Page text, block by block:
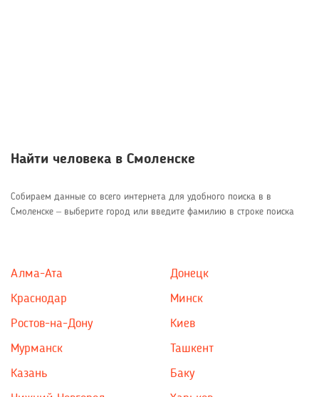
Найти человека в Смоленске
Собираем данные со всего интернета для удобного поиска в в
Смоленске – выберите город или введите фамилию в строке поиска
Алма-Ата
Краснодар
Ростов-на-Дону
Мурманск
Казань
Донецк
Минск
Киев
Ташкент
Баку